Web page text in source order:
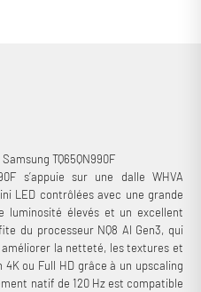
TQ65QN990F
s’appuie sur une dalle WHVA
LED contrôlées avec une grande
luminosité élevés et un excellent
du processeur NQ8 AI Gen3, qui
la netteté, les textures et
ou Full HD grâce à un upscaling
natif de 120 Hz est compatible